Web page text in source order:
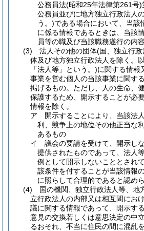
公務員法(昭和25年法律第261号)
公務員並びに地方独立行政法人
う。)である場合において、当該
に係る情報であるときは、当該
員等の職及び当該職務遂行の内
(3)
法人その他の団体(国、独立行
体及び地方独立行政法人を除く。
「法人等」という。)に関する情報
事業を営む個人の当該事業に関す
掲げるもの。 ただし、人の生命、
保護するため、開示することが必
情報を除く。
ア
開示することにより、当該法
利、競争上の地位その他正当な
あるもの
イ
議会の要請を受けて、開示し
提供されたものであって、法人
例として開示しないこととされ
該条件を付することが当該情報
に照らして合理的であると認め
(4)
国の機関、独立行政法人等、地
立行政法人の内部又は相互間にお
議に関する情報であって、開示す
意見の交換若しくは意思決定の中
るおそれ、不当に住民の間に混乱